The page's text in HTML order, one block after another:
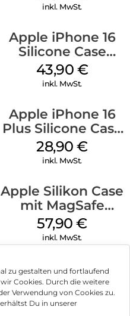
zu gestalten und fortlaufend
Cookies. Durch die weitere
Verwendung von Cookies zu.
Du in unserer
inkl. MwSt.
Apple iPhone 16
Silicone Case
MagSafe Plum
43,90 €
inkl. MwSt.
Apple iPhone 16
Plus Silicone Case
MagSafe Black
28,90€
inkl. MwSt.
Apple Silikon Case
mit MagSafe
iPhone 14 Pro
(PRODUCT)RED
57,90€
inkl. MwSt.